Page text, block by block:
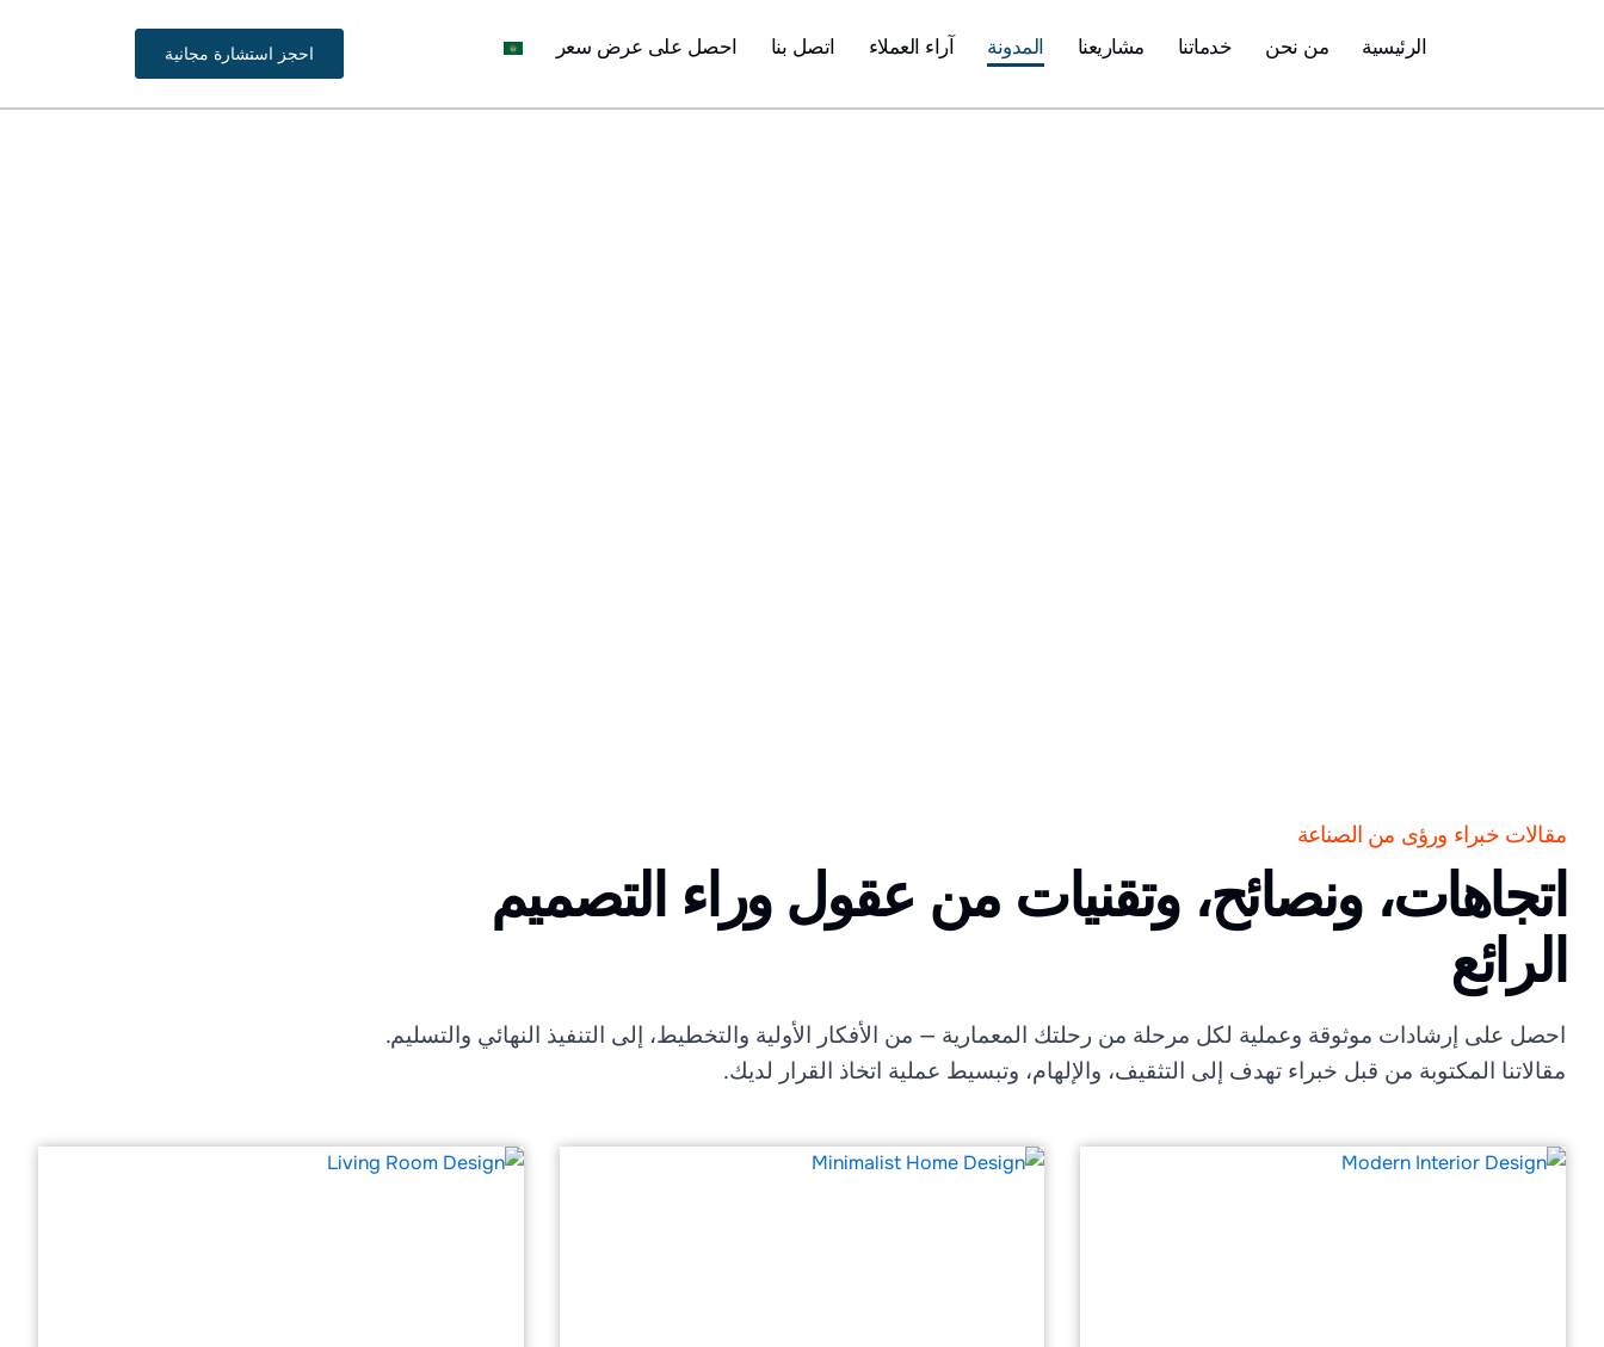
الرئيسية من نحن خدماتنا مشاريعنا المدونة آراء العملاء اتصل بنا احصل على عرض سعر احجز استشارة مجانية
مقالات خبراء ورؤى من الصناعة
اتجاهات، ونصائح، وتقنيات من عقول وراء التصميم
الرائع
احصل على إرشادات موثوقة وعملية لكل مرحلة من رحلتك المعمارية — من الأفكار الأولية والتخطيط، إلى التنفيذ النهائي والتسليم.
مقالاتنا المكتوبة من قبل خبراء تهدف إلى التثقيف، والإلهام، وتبسيط عملية اتخاذ القرار لديك.